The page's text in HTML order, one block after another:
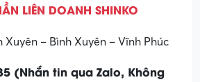
LIÊN DOANH SHINKO
Xuyên – Bình Xuyên – Vĩnh Phúc
(Nhắn tin qua Zalo, Không